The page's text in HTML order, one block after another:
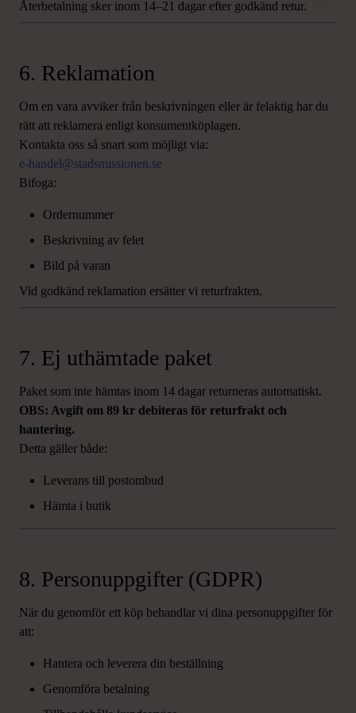
Återbetalning sker inom 14–21 dagar efter godkänd retur.
6. Reklamation
Om en vara avviker från beskrivningen eller är felaktig har du
rätt att reklamera enligt konsumentköplagen.
Kontakta oss så snart som möjligt via:
e-handel@stadsmissionen.se
Bifoga:
Ordernummer
Beskrivning av felet
Bild på varan
Vid godkänd reklamation ersätter vi returfrakten.
7. Ej uthämtade paket
Paket som inte hämtas inom 14 dagar returneras automatiskt.
OBS: Avgift om 89 kr debiteras för returfrakt och
hantering.
Detta gäller både:
Leverans till postombud
Hämta i butik
8. Personuppgifter (GDPR)
När du genomför ett köp behandlar vi dina personuppgifter för
att:
Hantera och leverera din beställning
Genomföra betalning